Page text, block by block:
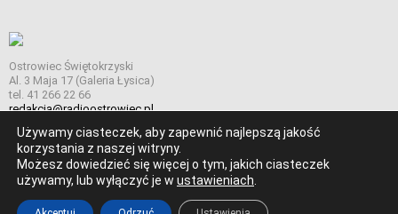
Ostrowiec Świętokrzyski
Al. 3 Maja 17 (Galeria Łysica)
tel. 41 266 22 66
redakcja@radioostrowiec.pl
© Wszelkie prawa zastrzeżone. Radio Ostrowiec 2026 Radio
Ostrowiec.
Stworzone z
Używamy ciasteczek, aby zapewnić najlepszą jakość
korzystania z naszej witryny.
Możesz dowiedzieć się więcej o tym, jakich ciasteczek
używamy, lub wyłączyć je w ustawieniach